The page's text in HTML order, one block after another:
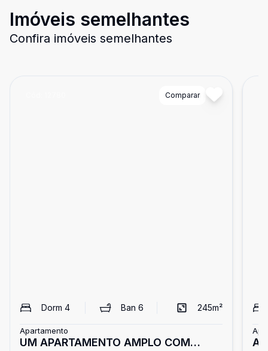
Imóveis semelhantes
Confira imóveis semelhantes
Comparar
Dorm 4 Ban 6 245m²
Apartamento
UM APARTAMENTO AMPLO COM